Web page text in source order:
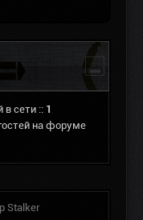
в сети :: 1
на форуме
Stalker